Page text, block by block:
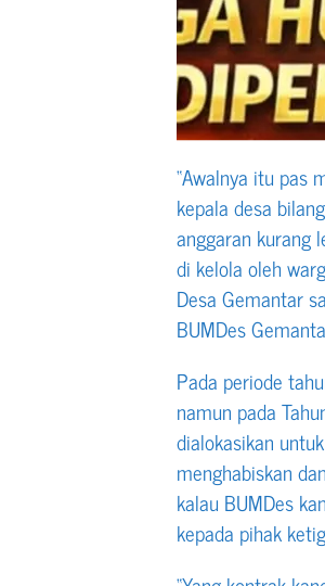
“Awalnya itu pas
kepala desa
anggaran kurang
di kelola oleh
Desa Gemantar
BUMDes
Pada periode
namun pada
dialokasikan
menghabiskan
kalau BUMDes
kepada pihak